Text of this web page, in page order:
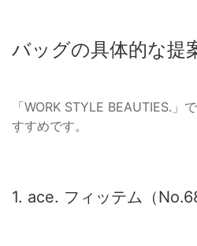
バッグの具体的な提
「WORK STYLE BEAUTIES.」
すすめです。
1. ace. フィッテム（